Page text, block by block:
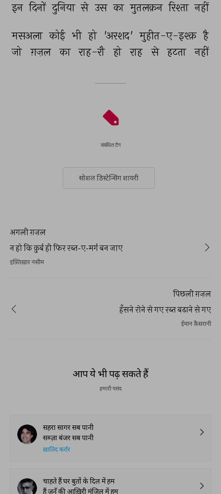
इन दिनों दुनिया से उस का मुतलक़न रिश्ता नहीं
मसअला कोई भी हो 'अरशद' मुहीत-ए-इश्क़ है
जो
ग़ज़ल का राह-रौ हो राह से हटता नहीं
संबंधित टैग
सोशल डिस्टेन्सिंग शायरी
अगली ग़ज़ल
न हो कि क़ुर्ब ही फिर रब्त-ए-मर्ग बन जाए
इफ़्तिख़ार नसीम
पिछली ग़ज़ल
हँसने रोने से गए रब्त बढ़ाने से गए
ईमान क़ैसरानी
आप ये भी पढ़ सकते हैं
हमारी पसंद
सहरा सागर सब पानी
सब्ज़ा बंजर सब पानी
ख़ालिद कर्रार
चाहते हैं घर बुतों के दिल में हम
हैं जुनूँ की आख़िरी मंज़िल में हम